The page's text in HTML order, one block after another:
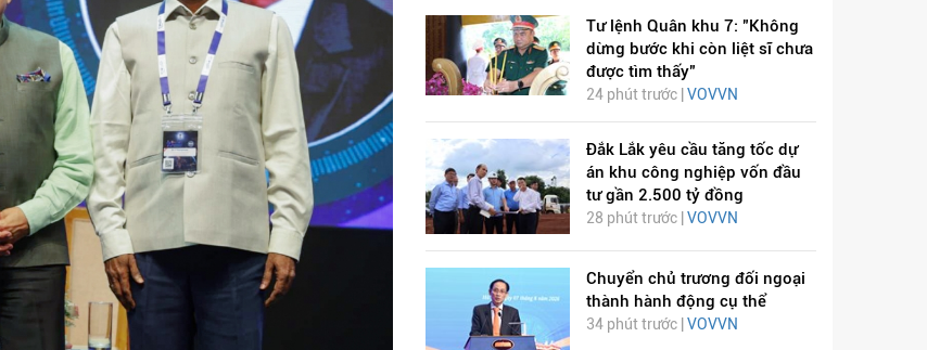
Tư lệnh Quân khu 7: "Không
dừng bước khi còn liệt sĩ chưa
được tìm thấy"
24 phút trước | VOVVN
Đắk Lắk yêu cầu tăng tốc dự
án khu công nghiệp vốn đầu
tư gần 2.500 tỷ đồng
28 phút trước | VOVVN
Chuyển chủ trương đối ngoại
thành hành động cụ thể
34 phút trước | VOVVN